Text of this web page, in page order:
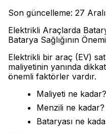
Son güncelleme: 27
Elektrikli Araçlarda
Batarya Sağlığının Önemi
Elektrikli bir araç (EV)
maliyetinin yanında
önemli faktörler vardır.
Maliyeti ne kadar?
Menzili ne kadar?
Bataryası ne